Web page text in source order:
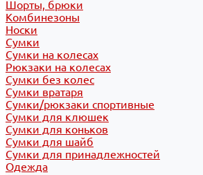
Шорты, брюки
Комбинезоны
Носки
Сумки
Сумки на колесах
Рюкзаки на колесах
Сумки без колес
Сумки вратаря
Сумки/рюкзаки спортивные
Сумки для клюшек
Сумки для коньков
Сумки для шайб
Сумки для принадлежностей
Одежда